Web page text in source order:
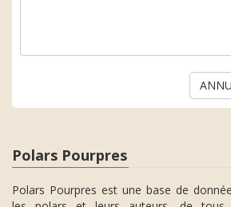
Polars Pourpres
Polars Pourpres est une base de